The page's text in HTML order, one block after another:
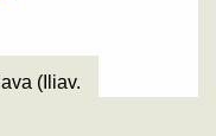
(Iliav.